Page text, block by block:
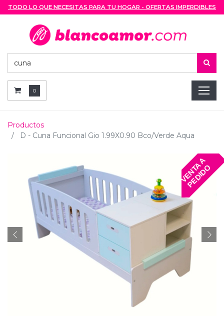
TODO LO QUE NECESITAS PARA TU HOGAR - OFERTAS IMPERDIBLES
0
Productos
D - Cuna Funcional Gio 1.99X0.90 Bco/Verde Aqua
V
E
N
T
A
A
P
E
D
I
D
O